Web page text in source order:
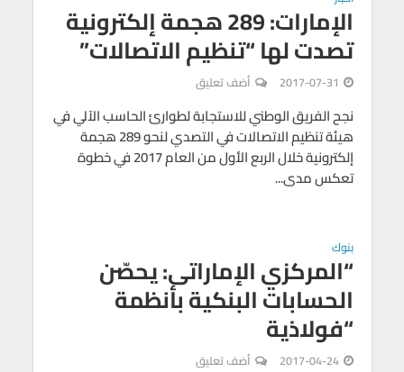
الإمارات: 289 هجمة إلكترونية
تصدت لها “تنظيم الاتصالات”
2017-07-31 أضف تعليق
نجح الفريق الوطني للاستجابة لطوارئ الحاسب الآلي في
هيئة تنظيم الاتصالات في التصدي لنحو 289 هجمة
إلكترونية خلال الربع الأول من العام 2017 في خطوة
تعكس مدى...
بنوك
“المركزي الإماراتى: يحصّن
الحسابات البنكية بأنظمة
“فولاذية
2017-04-24 أضف تعليق